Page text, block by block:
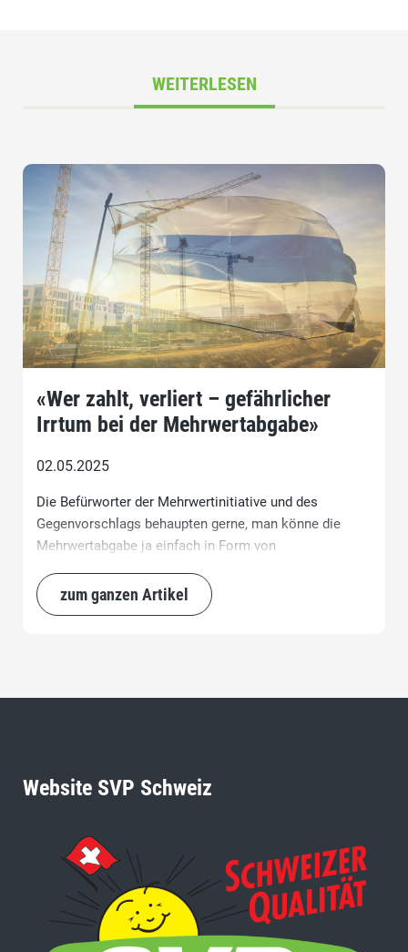
WEITERLESEN
«Wer zahlt, verliert – gefährlicher
Irrtum bei der Mehrwertabgabe»
02.05.2025
Die Befürworter der Mehrwertinitiative und des
Gegenvorschlags behaupten gerne, man könne die
Mehrwertabgabe ja einfach in Form von
Sachleistung. Doch genau das ist rechtlich falsch und
politisch brandgefährlich.
zum ganzen Artikel
Website SVP Schweiz